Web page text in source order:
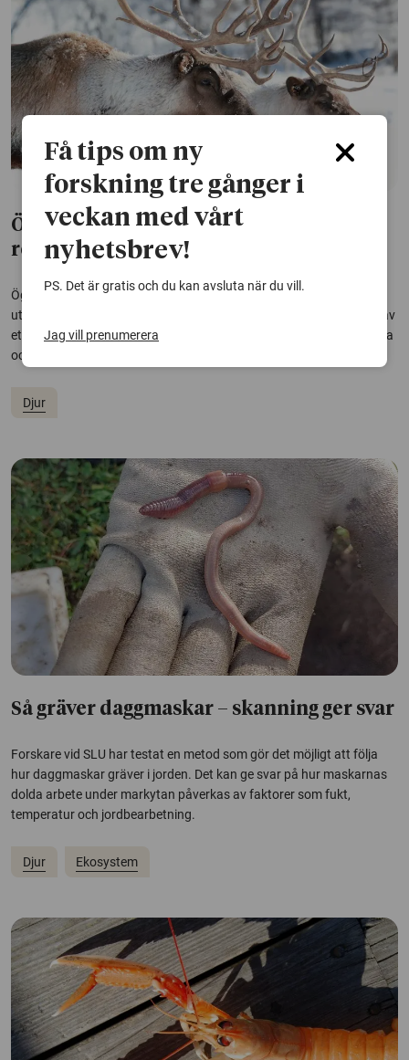
Ökad risk för ögoninfektioner bland
renar som utfodras i hägn
Ögoninfektioner är vanligt bland renar, särskilt i samband med
utfodring i hägn. En avhandling från SLU visar att det finns behov av
ett mer strukturerat renhälsoarbete i Sverige, både för djurens bästa
och för en hållbar renskötsel i en föränderlig omvärld.
Djur
Så gräver daggmaskar – skanning ger svar
Forskare vid SLU har testat en metod som gör det möjligt att följa
hur daggmaskar gräver i jorden. Det kan ge svar på hur maskarnas
dolda arbete under markytan påverkas av faktorer som fukt,
temperatur och jordbearbetning.
Djur Ekosystem
Få tips om ny
forskning tre gånger i
veckan med vårt
nyhetsbrev!
PS. Det är gratis och du kan avsluta när du vill.
Jag vill prenumerera